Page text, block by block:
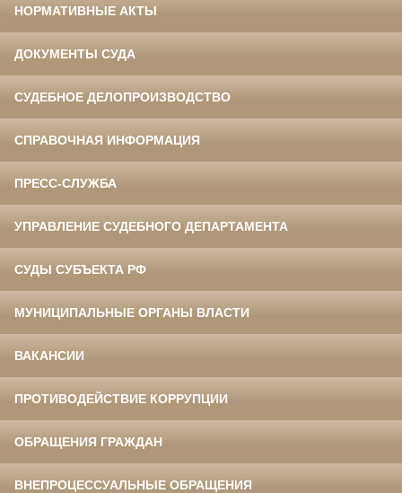
НОРМАТИВНЫЕ АКТЫ
ДОКУМЕНТЫ СУДА
СУДЕБНОЕ ДЕЛОПРОИЗВОДСТВО
СПРАВОЧНАЯ ИНФОРМАЦИЯ
ПРЕСС-СЛУЖБА
УПРАВЛЕНИЕ СУДЕБНОГО ДЕПАРТАМЕНТА
СУДЫ СУБЪЕКТА РФ
МУНИЦИПАЛЬНЫЕ ОРГАНЫ ВЛАСТИ
ВАКАНСИИ
ПРОТИВОДЕЙСТВИЕ КОРРУПЦИИ
ОБРАЩЕНИЯ ГРАЖДАН
ВНЕПРОЦЕССУАЛЬНЫЕ ОБРАЩЕНИЯ